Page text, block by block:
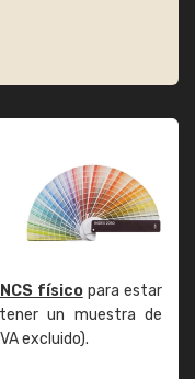
físicopara estar
un muestra de
excluido).